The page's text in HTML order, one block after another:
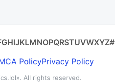
GHIJKLMNOPQRSTUVWXYZ#
PolicyPrivacy Policy
. All rights reserved.